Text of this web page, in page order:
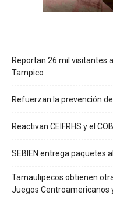
Reportan 26 mil visitantes
Tampico
Refuerzan la prevención
Reactivan CEIFRHS y el
SEBIEN entrega paquetes
Tamaulipecos obtienen
Juegos Centroamericanos